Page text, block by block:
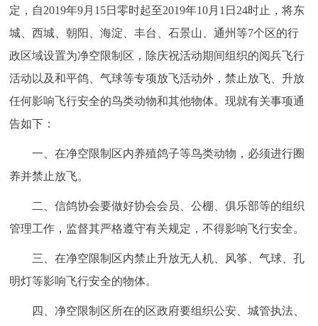
12345网上接诉即办 我要咨询 我要建议
参与调查 在线访谈 图说互动
北京概况
多语种
ENGLISH
DEUTSCH FRANÇAIS
定，自2019年9月15日零时起至2019年10月1日24时止，将东
城、西城、朝阳、海淀、丰台、石景山、通州等7个区的行
政区域设置为净空限制区，除庆祝活动期间组织的阅兵飞行
活动以及和平鸽、气球等专项放飞活动外，禁止放飞、升放
任何影响飞行安全的鸟类动物和其他物体。现就有关事项通
告如下：
一、在净空限制区内养殖鸽子等鸟类动物，必须进行圈
养并禁止放飞。
二、信鸽协会要做好协会会员、公棚、俱乐部等的组织
管理工作，监督其严格遵守有关规定，不得影响飞行安全。
三、在净空限制区内禁止升放无人机、风筝、气球、孔
明灯等影响飞行安全的物体。
四、净空限制区所在的区政府要组织公安、城管执法、